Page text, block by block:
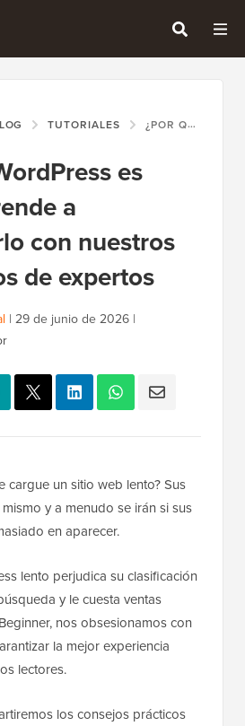
TUTORIALES ¿POR QUÉ WORDPRESS ES LENTO? APRENDE A SOLUCIONARLO CON NUESTROS 10 CONSEJOS DE EXPERTOS
es
a
con nuestros
de expertos
| 29 de junio de 2026 |
cargue un sitio web lento? Sus
y a menudo se irán si sus
en aparecer.
lento perjudica su clasificación
y le cuesta ventas
nos obsesionamos con
la mejor experiencia
lectores.
los consejos prácticos